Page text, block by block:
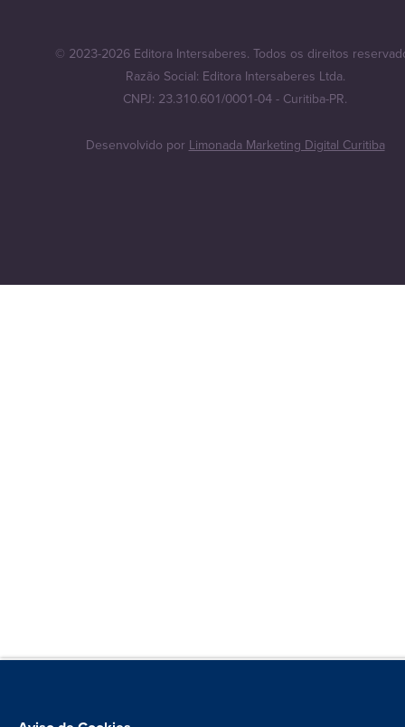
© 2023-2026 Editora Intersaberes. Todos os direitos
Razão Social: Editora Intersaberes Ltda.
CNPJ: 23.310.601/0001-04 - Curitiba-PR.
Desenvolvido por Limonada Marketing Digital Curitiba